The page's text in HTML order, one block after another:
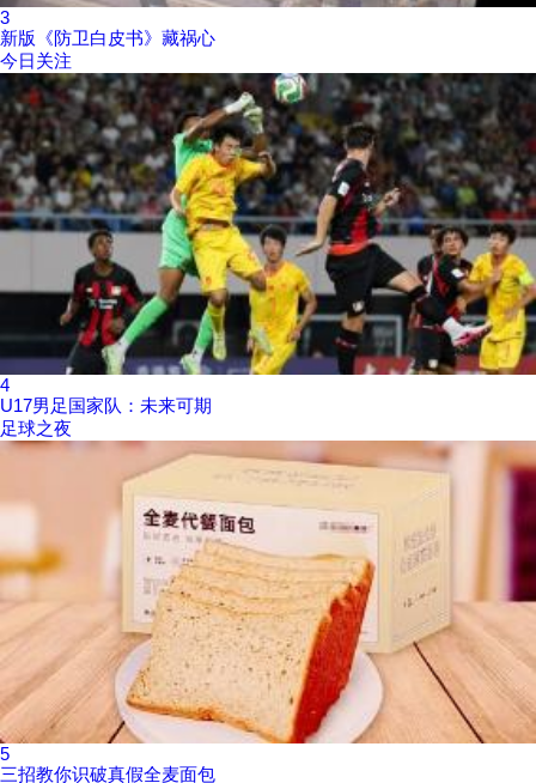
3
新版《防卫白皮书》藏祸心
今日关注
4
U17男足国家队：未来可期
足球之夜
5
三招教你识破真假全麦面包